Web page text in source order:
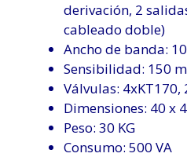
derivación, 2
cableado doble)
Ancho de banda:
Sensibilidad: 150
Válvulas: 4xKT170,
Dimensiones: 40 x
Peso: 30 KG
Consumo: 500 VA